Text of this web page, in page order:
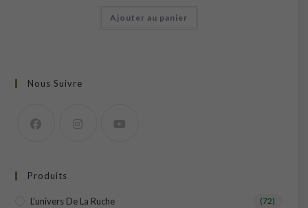
Ajouter au panier
Nous Suivre
Produits
L'univers De La Ruche (72)